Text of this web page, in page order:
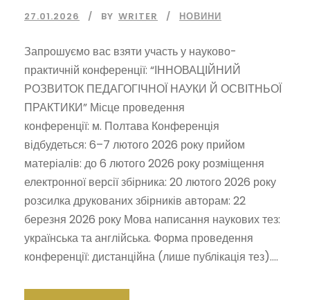
27.01.2026 BY WRITER НОВИНИ
Запрошуємо вас взяти участь у науково-
практичній конференції: “ІННОВАЦІЙНИЙ
РОЗВИТОК ПЕДАГОГІЧНОЇ НАУКИ Й ОСВІТНЬОЇ
ПРАКТИКИ” Місце проведення
конференції: м. Полтава Конференція
відбудеться: 6–7 лютого 2026 року прийом
матеріалів: до 6 лютого 2026 року розміщення
електронної версії збірника: 20 лютого 2026 року
розсилка друкованих збірників авторам: 22
березня 2026 року Мова написання наукових тез:
українська та англійська. Форма проведення
конференції: дистанційна (лише публікація тез)....